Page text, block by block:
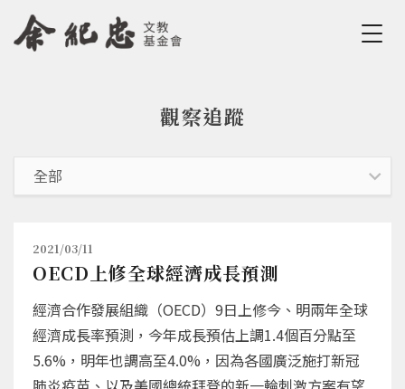
Jump to Navigation
Jump to Main content
觀察追蹤
2021/03/11
OECD上修全球經濟成長預測
經濟合作發展組織（OECD）9日上修今、明兩年全球
經濟成長率預測，今年成長預估上調1.4個百分點至
5.6%，明年也調高至4.0%，因為各國廣泛施打新冠